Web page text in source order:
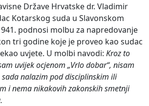
Države Hrvatske dr. Vladimir
Kotarskog suda u Slavonskom
podnosi molbu za napredovanje
tri godine koje je proveo kao sudac
uvjete. U molbi navodi: Kroz to
uvijek ocjenom „Vrlo dobar“, nisam
nalazim pod disciplinskim ili
i nema nikakovih zakonskih smetnji